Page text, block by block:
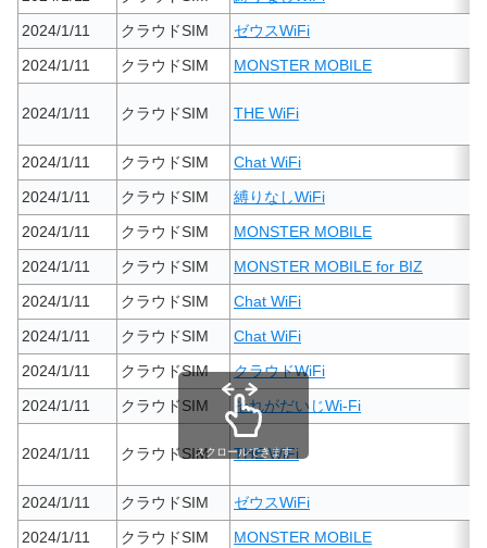
2024/1/11
クラウドSIM
ゼウスWiFi
2024/1/11
クラウドSIM MONSTER MOBILE
2024/1/11 クラウドSIM THE WiFi
2024/1/11 クラウドSIM
Chat WiFi
2024/1/11
クラウドSIM
縛りなしWiFi
2024/1/11
クラウドSIM
MONSTER MOBILE
2024/1/11
クラウドSIM
MONSTER MOBILE for BIZ
2024/1/11
クラウドSIM
Chat WiFi
2024/1/11
クラウドSIM
Chat WiFi
2024/1/11
クラウドSIM
クラウドWiFi
2024/1/11
クラウドSIM それがだいじWi-Fi
2024/1/11 クラウドSIM THE WiFi
2024/1/11 クラウドSIM
ゼウスWiFi
2024/1/11
クラウドSIM
MONSTER MOBILE
スクロールできます